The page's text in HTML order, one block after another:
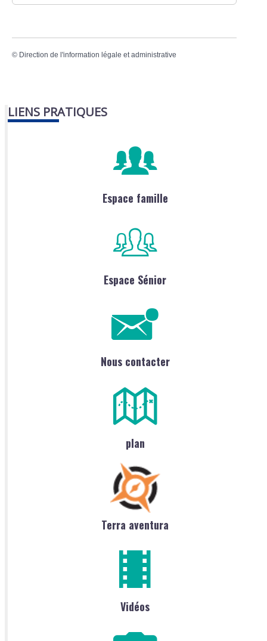
© Direction de l'information légale et administrative
LIENS PRATIQUES
Espace famille
Espace Sénior
Nous contacter
plan
Terra aventura
Vidéos